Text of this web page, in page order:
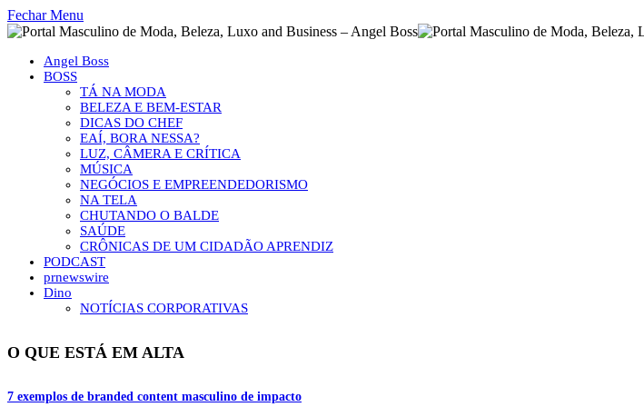
Fechar Menu
Angel Boss
BOSS
TÁ NA MODA
BELEZA E BEM-ESTAR
DICAS DO CHEF
EAÍ, BORA NESSA?
LUZ, CÂMERA E CRÍTICA
MÚSICA
NEGÓCIOS E EMPREENDEDORISMO
NA TELA
CHUTANDO O BALDE
SAÚDE
CRÔNICAS DE UM CIDADÃO APRENDIZ
PODCAST
prnewswire
Dino
NOTÍCIAS CORPORATIVAS
O QUE ESTÁ EM ALTA
7 exemplos de branded content masculino de impacto